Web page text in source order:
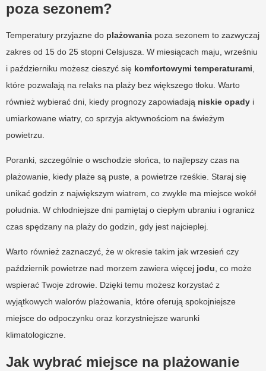
poza sezonem?
Temperatury przyjazne do plażowania poza sezonem to zazwyczaj
zakres od 15 do 25 stopni Celsjusza. W miesiącach maju, wrześniu
i październiku możesz cieszyć się komfortowymi temperaturami
które pozwalają na relaks na plaży bez większego tłoku. Warto
również wybierać dni, kiedy prognozy zapowiadają niskie opady i
umiarkowane wiatry, co sprzyja aktywnościom na świeżym
powietrzu.
Poranki, szczególnie o wschodzie słońca, to najlepszy czas na
plażowanie, kiedy plaże są puste, a powietrze rześkie. Staraj się
unikać godzin z największym wiatrem, co zwykle ma miejsce wokół
południa. W chłodniejsze dni pamiętaj o ciepłym ubraniu i ogranicz
czas spędzany na plaży do godzin, gdy jest najcieplej.
Warto również zaznaczyć, że w okresie takim jak wrzesień czy
październik powietrze nad morzem zawiera więcej jodu , co może
wspierać Twoje zdrowie. Dzięki temu możesz korzystać z
wyjątkowych walorów plażowania, które oferują spokojniejsze
miejsce do odpoczynku oraz korzystniejsze warunki
klimatologiczne.
Jak wybrać miejsce na plażowanie